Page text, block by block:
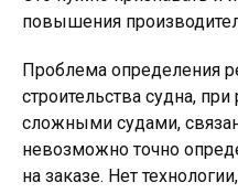
повышения
Проблема определения
строительства судна,
сложными судами,
невозможно точно
на заказе. Нет